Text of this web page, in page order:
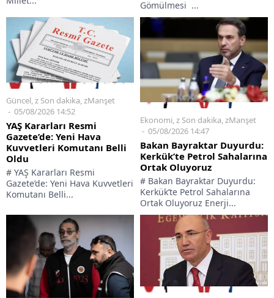
Gömülmesi ...
Güncel,z Son dakika,zManşet
05/08/2026 14:52
YAŞ Kararları Resmi
Gazete’de: Yeni Hava
Kuvvetleri Komutanı Belli
Oldu
# YAŞ Kararları Resmi
Gazete’de: Yeni Hava Kuvvetleri
Komutanı Belli...
Ekonomi,z Son dakika,zManşet
05/08/2026 14:47
Bakan Bayraktar Duyurdu:
Kerkük’te Petrol Sahalarına
Ortak Oluyoruz
# Bakan Bayraktar Duyurdu:
Kerkük’te Petrol Sahalarına
Ortak Oluyoruz Enerji...